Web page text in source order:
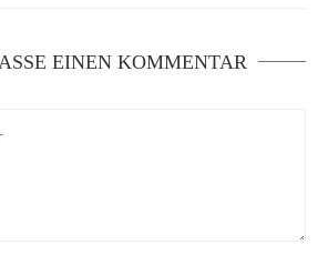
EINEN KOMMENTAR